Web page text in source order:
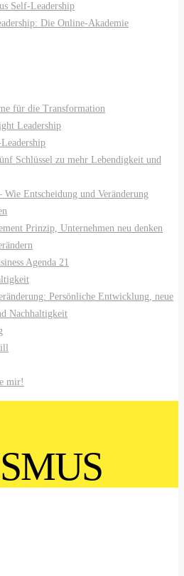
Self-Leadership
Die Online-Akademie
für die Transformation
Leadership
Schlüssel zu mehr Lebendigkeit und
Wie Entscheidung und Veränderung
Prinzip, Unternehmen neu denken
Agenda 21
Persönliche Entwicklung, neue
Nachhaltigkeit
mir!